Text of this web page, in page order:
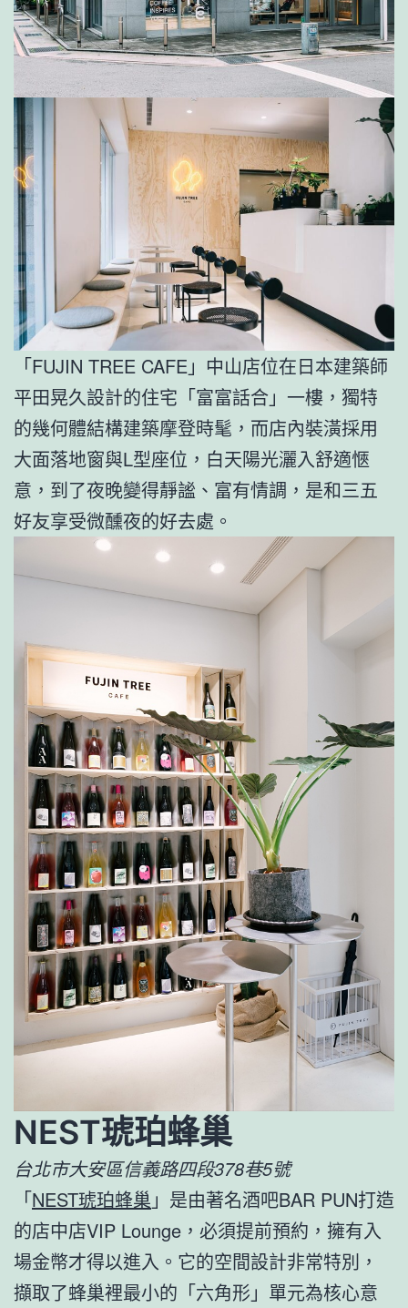
「FUJIN TREE CAFE」中山店位在日本建築師
平田晃久設計的住宅「富富話合」一樓，獨特
的幾何體結構建築摩登時髦，而店內裝潢採用
大面落地窗與L型座位，白天陽光灑入舒適愜
意，到了夜晚變得靜謐、富有情調，是和三五
好友享受微醺夜的好去處。
NEST琥珀蜂巢
台北市大安區信義路四段378巷5號
「NEST琥珀蜂巢 」是由著名酒吧BAR PUN打造
的店中店VIP Lounge，必須提前預約，擁有入
場金幣才得以進入。它的空間設計非常特別，
擷取了蜂巢裡最小的「六角形」單元為核心意